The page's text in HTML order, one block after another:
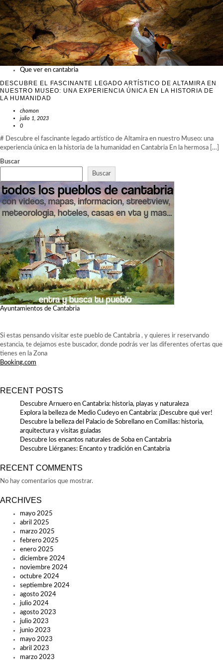
Que ver en cantabria
DESCUBRE EL FASCINANTE LEGADO ARTÍSTICO DE ALTAMIRA EN
NUESTRO MUSEO: UNA EXPERIENCIA ÚNICA EN LA HISTORIA DE
LA HUMANIDAD
chomon
julio 1, 2023
0
# Descubre el fascinante legado artístico de Altamira en nuestro Museo: una
experiencia única en la historia de la humanidad en Cantabria En la hermosa […]
Buscar
Buscar
Ayuntamientos de Cantabria
Si estas pensando visitar este pueblo de Cantabria , y quieres ir reservando
estancia, te dejamos este buscador, donde podrás ver las diferentes ofertas que
tienes en la Zona
Booking.com
RECENT POSTS
Descubre Arnuero en Cantabria: historia, playas y naturaleza
Explora la belleza de Medio Cudeyo en Cantabria: ¡Descubre qué ver!
Descubre la belleza del Palacio de Sobrellano en Comillas: historia,
arquitectura y visitas guiadas
Descubre los encantos naturales de Soba en Cantabria
Descubre Liérganes: Encanto y tradición en Cantabria
RECENT COMMENTS
No hay comentarios que mostrar.
ARCHIVES
mayo 2025
abril 2025
marzo 2025
febrero 2025
enero 2025
diciembre 2024
noviembre 2024
octubre 2024
septiembre 2024
agosto 2024
julio 2024
agosto 2023
julio 2023
junio 2023
mayo 2023
abril 2023
marzo 2023